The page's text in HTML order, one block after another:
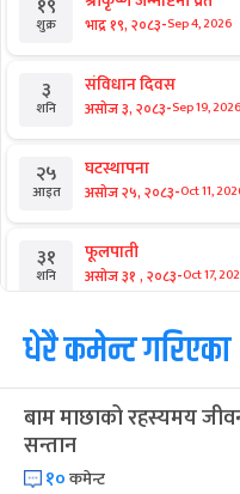
शुक्र भाद्र १९, २०८३-Sep 4, 2026
३
शनि
संविधान दिवस
असोज ३, २०८३-Sep 19, 2026
२५
आइत
घटस्थापना
असोज २५, २०८३-Oct 11,
३१
शनि
फूलपाती
असोज ३१ , २०८३-Oct 17,
१
आइत
कार्तिक सङ्क्रान्ति
कार्तिक १, २०८३-Oct 18, 2026
३
मंगल
महानवमी
धेरै कमेन्ट गरिएका
बाम माछाको रहस्यमय
सन्तान
१०कमेन्ट